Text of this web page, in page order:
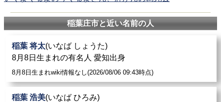
稲葉庄市と近い名前の人
稲葉 将太(いなば しょうた)
8月8日生まれの有名人 愛知出身
8月8日生まれwiki情報なし(2026/08/06 09:43時点)
稲葉 浩美(いなば ひろみ)